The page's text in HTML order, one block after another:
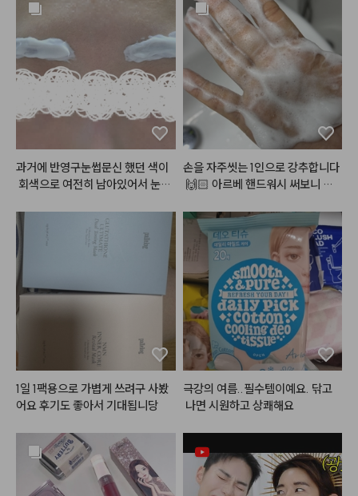
#머메이드아이즈
[비치샴페인]
여쿨~봄웜 걸쳐서 사용하기 좋은
미지근 쿨한 핑크컬러가
눈에 올렸을 때 더워보이지 않아서
자주 손이가는 팔레트에요
다채로운 펄 구성으로 포인트있는
메이크업을 연출하기에도 좋고,
영상 시작부분에 넣은 세번째 바세
린광의 화이트펄이
어디에 올려도 너모 예쁘다는 것
😘
메이크업 위에 파츠랑 화이터 라이
터 슬쩍 얹으면
페스티벌 , 연말 메이크업으로도 딱
이지 않나요?💎✨💕
#아쿠아글로우쿠션 [1호 봄바다 /
2호 가을바다]
패키지가 진짜 미쳤죠..?
들고나가는 순간 시선 집중🧜🏻‍♀️✨
달걀처럼
매끈-촉촉한 피부를 만들어주는 쿠
얇고 투명해서 여름에 바르기도 좋
겨울에도 촉촉해서 쓰기좋은 숨찐
안나오는데 이 립을 베이스네 깔고
다른 립 레이어드하면 너무 맘에드
는 색이 됩니다ㅠㅠ 특히 누드립 완
전 추천추처처천
오일감이 느껴지지 않는 그야말로
리얼 벨벳!감의
파우더리함을 지닌 #무광틴트 예
벨벳제형의 립 제품들 많이 사용해
봤는데
브리즈벨벳틴트의 경우 포슬포슬
한 질감이
리얼로 살아있는 #솜털벨벳 의 #
민글레틴트 랍니다 (❛ө❛)
더가 입술 주름 사이를
부드럽게 매꿔주어 매끈하고 보송
한
#립 을 연출해줘요
그래서 묻어남도 적고 사용감도 편
안해서
마스크 착용에도 답답함 없이 사용
할 수 있다는 거 😘
@flynn.cosmetic
#광고 #벨벳틴트#립메이크업
#립틴트#매트틴트#모래벨벳
#플린틴트 #포슬포슬
#lipmakup
과거에 반영구눈썹문신 했던 색이
회색으로 여전히 남아있어서 눈썹
서 주문했는데 결과는 대만족입니
다!
눈썹염색 처음해봤는데, 생각보다
색감이 너무 밝아질까봐 걱정했는
데, 10분 내외로 했어도 색감 마음
에 듭니다! 추천이요
손을 자주씻는 1인으로 강추합니다
🙌🏻 아르베 핸드워시 써보니 나
림같이부드러워요 ^^ 세정력도 좋
고 흔한 향 아니라 맘에들었고 유쟈
향이 은은하게 나서 손씻는데도 기
분이 좋아지네요 💛 손씻고 건조시
킨뒤에도 피부가 많이 건조하지않
아서 추천드립니다아 :)
#헤메코리뷰어
1일 1팩용으로 가볍게 쓰려구 사봤
어요 후기도 좋아서 기대됩니당
극강의 여름..필수템이예요. 닦고
나면 시원하고 상쾌해요